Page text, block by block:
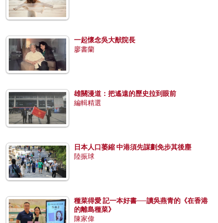
一起懷念吳大猷院長
廖書蘭
雄關漫道：把遙遠的歷史拉到眼前
編輯精選
日本人口萎縮 中港須先謀劃免步其後塵
陸振球
種菜得愛 記一本好書──讀吳燕青的《在香港
的離島種菜》
陳家偉